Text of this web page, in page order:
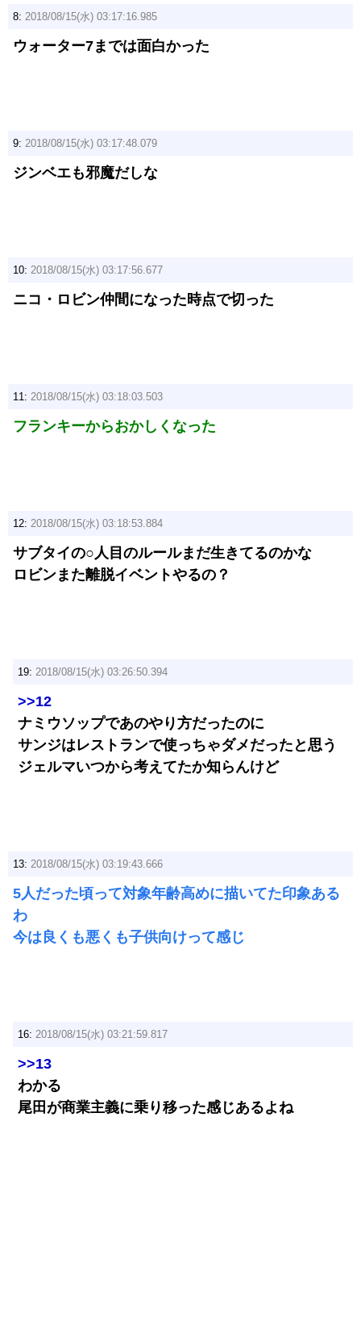
8: 2018/08/15(水) 03:17:16.985
ウォーター7までは面白かった
9: 2018/08/15(水) 03:17:48.079
ジンベエも邪魔だしな
10: 2018/08/15(水) 03:17:56.677
ニコ・ロビン仲間になった時点で切った
11: 2018/08/15(水) 03:18:03.503
フランキーからおかしくなった
12: 2018/08/15(水) 03:18:53.884
サブタイの○人目のルールまだ生きてるのかな
ロビンまた離脱イベントやるの？
19: 2018/08/15(水) 03:26:50.394
>>12
ナミウソップであのやり方だったのに
サンジはレストランで使っちゃダメだったと思う
ジェルマいつから考えてたか知らんけど
13: 2018/08/15(水) 03:19:43.666
5人だった頃って対象年齢高めに描いてた印象ある
わ
今は良くも悪くも子供向けって感じ
16: 2018/08/15(水) 03:21:59.817
>>13
わかる
尾田が商業主義に乗り移った感じあるよね